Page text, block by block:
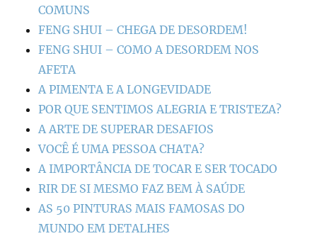
COMUNS
FENG SHUI – CHEGA DE DESORDEM!
FENG SHUI – COMO A DESORDEM NOS
AFETA
A PIMENTA E A LONGEVIDADE
POR QUE SENTIMOS ALEGRIA E TRISTEZA?
A ARTE DE SUPERAR DESAFIOS
VOCÊ É UMA PESSOA CHATA?
A IMPORTÂNCIA DE TOCAR E SER TOCADO
RIR DE SI MESMO FAZ BEM À SAÚDE
AS 50 PINTURAS MAIS FAMOSAS DO
MUNDO EM DETALHES